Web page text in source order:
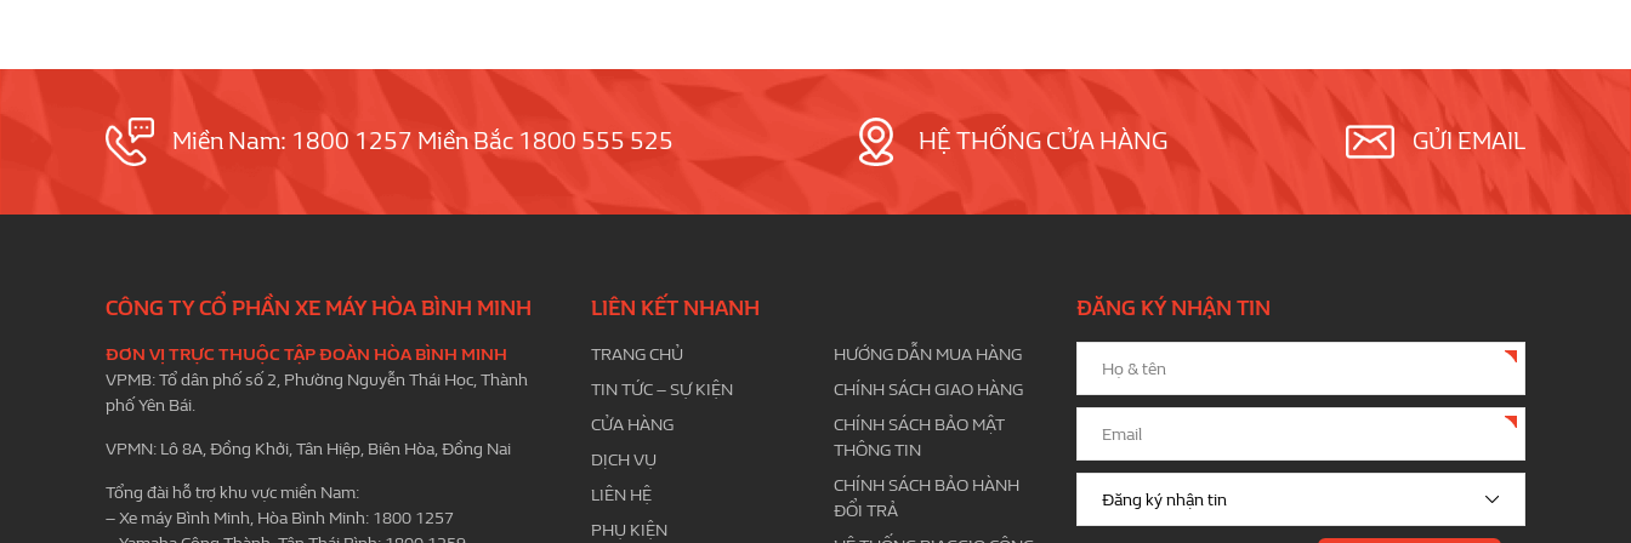
Miền Nam: 1800 1257 Miền Bắc 1800 555 525 HỆ THỐNG CỬA HÀNG GỬI EMAIL
CÔNG TY CỔ PHẦN XE MÁY HÒA BÌNH MINH
ĐƠN VỊ TRỰC THUỘC TẬP ĐOÀN HÒA BÌNH MINH
VPMB: Tổ dân phố số 2, Phường Nguyễn Thái Học, Thành
phố Yên Bái.
VPMN: Lô 8A, Đồng Khởi, Tân Hiệp, Biên Hòa, Đồng Nai
Tổng đài hỗ trợ khu vực miền Nam:
– Xe máy Bình Minh, Hòa Bình Minh: 1800 1257
LIÊN KẾT NHANH
TRANG CHỦ
TIN TỨC – SỰ KIỆN
CỬA HÀNG
DỊCH VỤ
LIÊN HỆ
PHỤ KIỆN
HƯỚNG DẪN MUA HÀNG
CHÍNH SÁCH GIAO HÀNG
CHÍNH SÁCH BẢO MẬT
THÔNG TIN
CHÍNH SÁCH BẢO HÀNH
ĐỔI TRẢ
ĐĂNG KÝ NHẬN TIN